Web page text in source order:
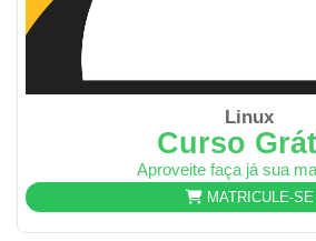
Linux
Curso
Aproveite faça já sua
MATRICULE-SE